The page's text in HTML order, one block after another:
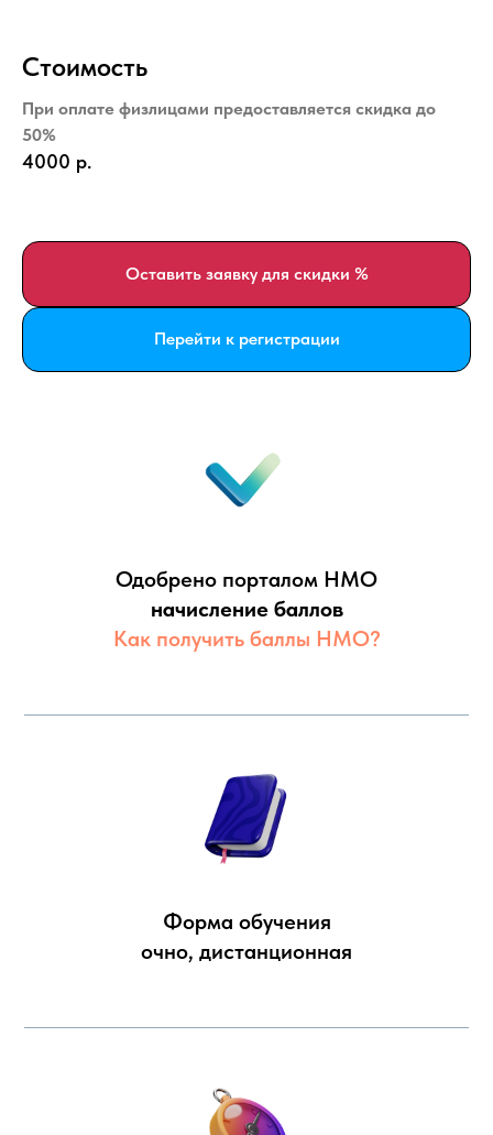
Стоимость
При оплате физлицами предоставляется скидка до
50%
4000 р.
Оставить заявку для скидки %
Перейти к регистрации
Одобрено порталом НМО
начисление баллов
Как получить баллы НМО?
Форма обучения
очно, дистанционная